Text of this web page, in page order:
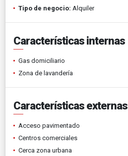
Tipo de negocio: Alquiler
Características internas
Gas domiciliario
Zona de lavandería
Características externas
Acceso pavimentado
Centros comerciales
Cerca zona urbana